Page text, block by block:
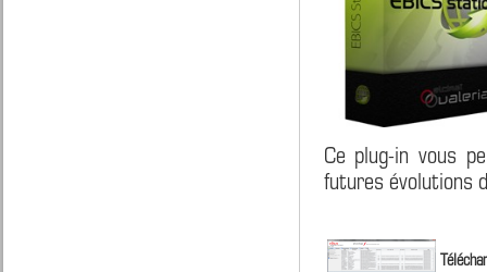
Ce plug-in vous
futures évolutions